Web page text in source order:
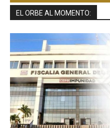
EL ORBE AL MOMENTO: